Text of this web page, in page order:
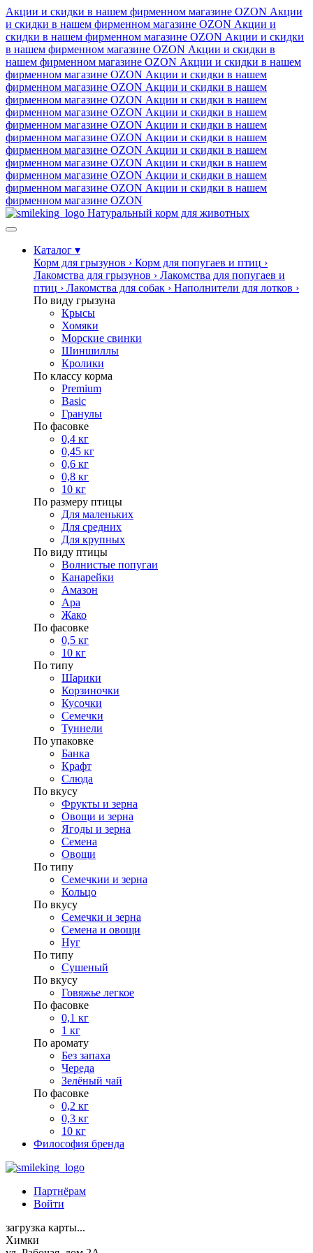
Акции и скидки в нашем фирменном магазине OZON Акции
и скидки в нашем фирменном магазине OZON Акции и
скидки в нашем фирменном магазине OZON Акции и скидки
в нашем фирменном магазине OZON Акции и скидки в
нашем фирменном магазине OZON Акции и скидки в нашем
фирменном магазине OZON Акции и скидки в нашем
фирменном магазине OZON Акции и скидки в нашем
фирменном магазине OZON Акции и скидки в нашем
фирменном магазине OZON Акции и скидки в нашем
фирменном магазине OZON Акции и скидки в нашем
фирменном магазине OZON Акции и скидки в нашем
фирменном магазине OZON Акции и скидки в нашем
фирменном магазине OZON Акции и скидки в нашем
фирменном магазине OZON Акции и скидки в нашем
фирменном магазине OZON Акции и скидки в нашем
фирменном магазине OZON
Натуральный корм для животных
Каталог ▾
Корм для грызунов › Корм для попугаев и птиц ›
Лакомства для грызунов › Лакомства для попугаев и
птиц › Лакомства для собак › Наполнители для лотков ›
По виду грызуна
Крысы
Хомяки
Морские свинки
Шиншиллы
Кролики
По классу корма
Premium
Basic
Гранулы
По фасовке
0,4 кг
0,45 кг
0,6 кг
0,8 кг
10 кг
По размеру птицы
Для маленьких
Для средних
Для крупных
По виду птицы
Волнистые попугаи
Канарейки
Амазон
Ара
Жако
По фасовке
0,5 кг
10 кг
По типу
Шарики
Корзиночки
Кусочки
Семечки
Туннели
По упаковке
Банка
Крафт
Слюда
По вкусу
Фрукты и зерна
Овощи и зерна
Ягоды и зерна
Семена
Овощи
По типу
Семечкии и зерна
Кольцо
По вкусу
Семечки и зерна
Семена и овощи
Нуг
По типу
Сушеный
По вкусу
Говяжье легкое
По фасовке
0,1 кг
1 кг
По аромату
Без запаха
Череда
Зелёный чай
По фасовке
0,2 кг
0,3 кг
10 кг
Философия бренда
Партнёрам
Войти
загрузка карты...
Химки